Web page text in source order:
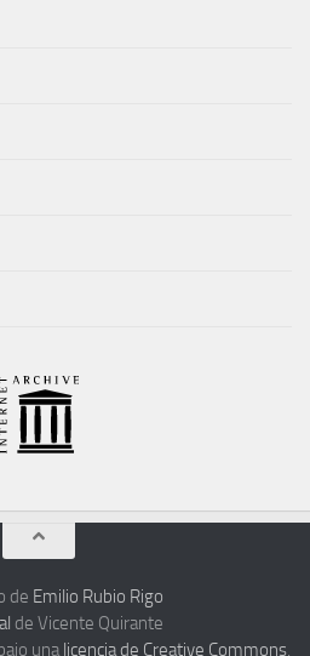
de Emilio Rubio Rigo
de Vicente Quirante
unalicencia de Creative Commons,